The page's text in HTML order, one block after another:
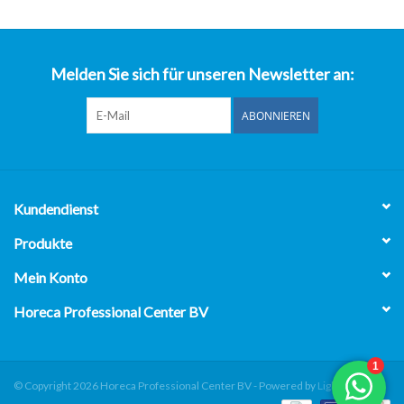
Melden Sie sich für unseren Newsletter an:
ABONNIEREN
Kundendienst
Produkte
Mein Konto
Horeca Professional Center BV
© Copyright 2026 Horeca Professional Center BV - Powered by Lightspeed